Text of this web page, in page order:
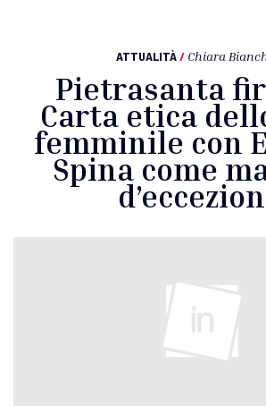
ATTUALITÀ/ Chiara
Pietrasanta
Carta etica
femminile con
Spina come